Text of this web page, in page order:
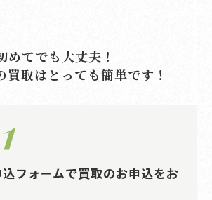
めてでも大丈夫！
買取はとっても簡単です！
フォームで買取のお申込をお